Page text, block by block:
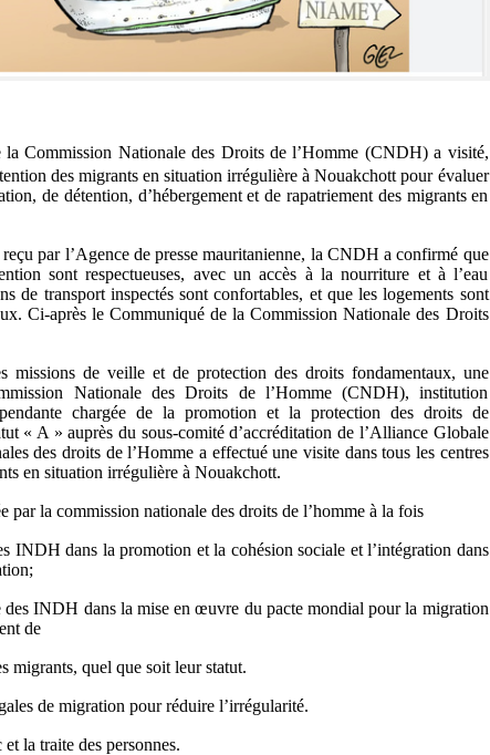
la Commission Nationale des Droits de l’Homme (CNDH) a visité,
des migrants en situation irrégulière à Nouakchott pour évaluer
de détention, d’hébergement et de rapatriement des migrants en
par l’Agence de presse mauritanienne, la CNDH a confirmé que
sont respectueuses, avec un accès à la nourriture et à l’eau
de transport inspectés sont confortables, et que les logements sont
Ci-après le Communiqué de la Commission Nationale des Droits
missions de veille et de protection des droits fondamentaux, une
Nationale des Droits de l’Homme (CNDH), institution
chargée de la promotion et la protection des droits de
« A » auprès du sous-comité d’accréditation de l’Alliance Globale
des droits de l’Homme a effectué une visite dans tous les centres
en situation irrégulière à Nouakchott.
par la commission nationale des droits de l’homme à la fois
INDH dans la promotion et la cohésion sociale et l’intégration dans
des INDH dans la mise en œuvre du pacte mondial pour la migration
de
migrants, quel que soit leur statut.
de migration pour réduire l’irrégularité.
la traite des personnes.